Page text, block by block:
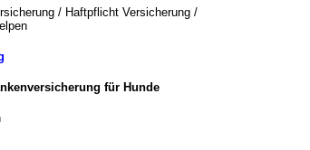
/ Haftpflicht Versicherung /
für Hunde